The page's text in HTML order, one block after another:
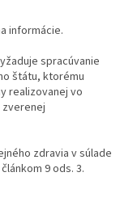
informácie.
spracúvanie
štátu, ktorému
realizovanej vo
zdravia v súlade
9 ods. 3.